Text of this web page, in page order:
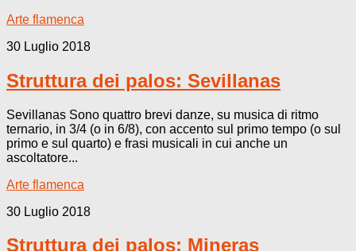
Arte flamenca
30 Luglio 2018
Struttura dei palos: Sevillanas
Sevillanas Sono quattro brevi danze, su musica di ritmo
ternario, in 3/4 (o in 6/8), con accento sul primo tempo (o sul
primo e sul quarto) e frasi musicali in cui anche un
ascoltatore...
Arte flamenca
30 Luglio 2018
Struttura dei palos: Mineras